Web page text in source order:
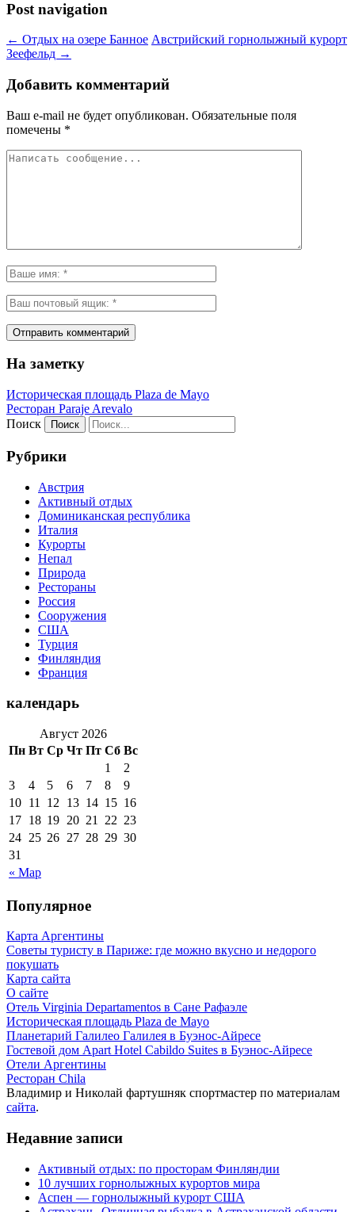
Post navigation
← Отдых на озере Банное Австрийский горнолыжный курорт
Зеефельд →
Добавить комментарий
Ваш e-mail не будет опубликован. Обязательные поля
помечены *
На заметку
Историческая площадь Plaza de Mayo
Ресторан Paraje Arevalo
Поиск
Рубрики
Австрия
Активный отдых
Доминиканская республика
Италия
Курорты
Непал
Природа
Рестораны
Россия
Сооружения
США
Турция
Финляндия
Франция
календарь
Август 2026
Пн Вт Ср Чт Пт Сб Вс
« Мар
1
2
3
4 5 6 7 8
9
10 11 12 13 14 15 16
17 18 19 20 21 22 23
24 25 26 27 28 29 30
31
Популярное
Карта Аргентины
Советы туристу в Париже: где можно вкусно и недорого
покушать
Карта сайта
О сайте
Отель Virginia Departamentos в Сане Рафаэле
Историческая площадь Plaza de Mayo
Планетарий Галилео Галилея в Буэнос-Айресе
Гостевой дом Apart Hotel Cabildo Suites в Буэнос-Айресе
Отели Аргентины
Ресторан Chila
Владимир и Николай фартушняк спортмастер по материалам
сайта.
Недавние записи
Активный отдых: по просторам Финляндии
10 лучших горнолыжных курортов мира
Аспен — горнолыжный курорт США